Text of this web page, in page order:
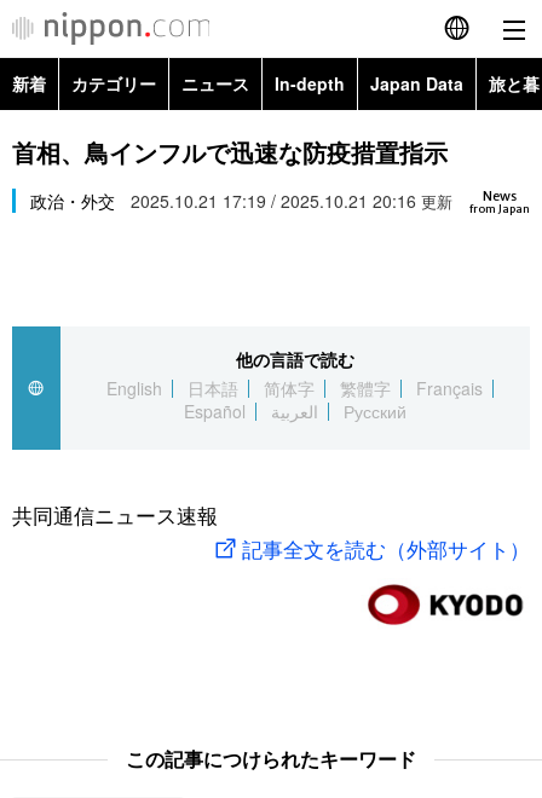
English
简体字
繁體字
العربية
社会
旅と暮らし
新着 カテゴリー ニュース In-depth Japan Data 旅と
政治・外交
経済・ビジネス
社会
文化
科学・技術
暮らし
Images
お知らせ
首相、鳥インフルで迅速な防疫措置指示
News
from Japan
政治・外交 2025.10.21 17:19 / 2025.10.21 20:16 更新
他の言語で読む
English
日本語 简体字 繁體字
Français
Español
العربية Русский
共同通信ニュース速報
記事全文を読む（外部サイト）
この記事につけられたキーワード